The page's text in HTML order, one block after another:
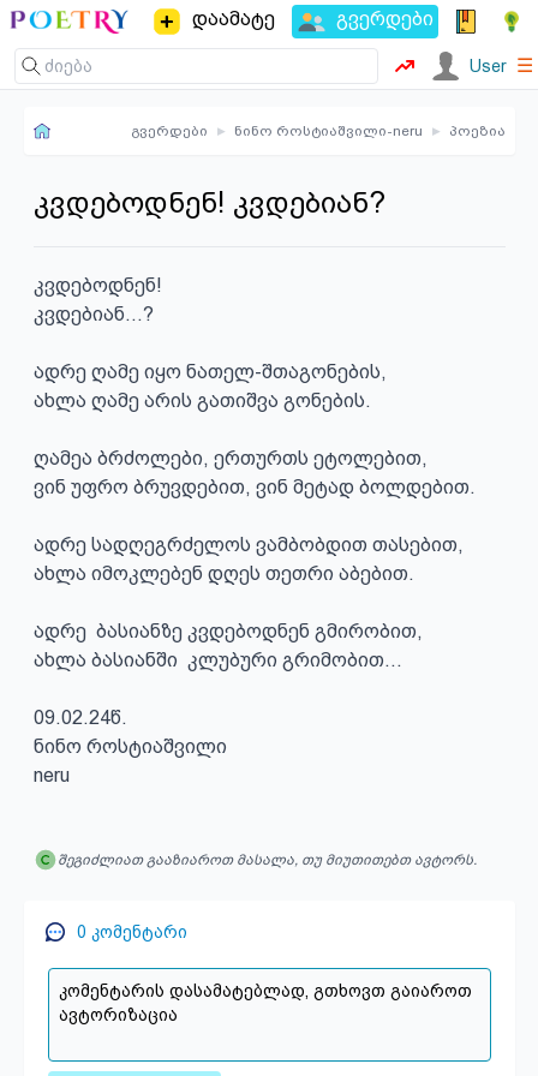
დაამატე გვერდები
User ☰
გვერდები ▸ ნინო როსტიაშვილი-neru ▸ პოეზია
კვდებოდნენ! კვდებიან?
კვდებოდნენ!
კვდებიან...?
ადრე ღამე იყო ნათელ-შთაგონების,
ახლა ღამე არის გათიშვა გონების.
ღამეა ბრძოლები, ერთურთს ეტოლებით,
ვინ უფრო ბრუვდებით, ვინ მეტად ბოლდებით.
ადრე სადღეგრძელოს ვამბობდით თასებით,
ახლა იმოკლებენ დღეს თეთრი აბებით.
ადრე  ბასიანზე კვდებოდნენ გმირობით,
ახლა ბასიანში  კლუბური გრიმობით...
09.02.24წ.
ნინო როსტიაშვილი
neru
შეგიძლიათ გააზიაროთ მასალა, თუ მიუთითებთ ავტორს.
0 კომენტარი